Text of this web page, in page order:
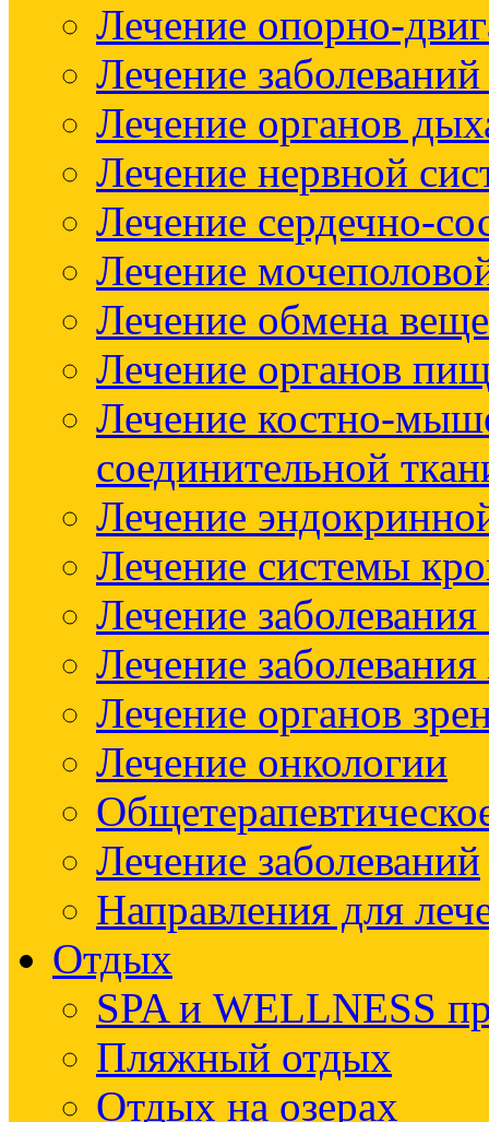
Лечение опорно-
Лечение
Лечение органов
Лечение нервной
Лечение сердечно-
Лечение
Лечение обмена
Лечение органов
Лечение костно-
соединительной
Лечение
Лечение системы
Лечение
Лечение
Лечение органов
Лечение онкологии
Лечение заболеваний
Направления для
Отдых
SPA и WELLNESS
Пляжный отдых
Отдых на озерах